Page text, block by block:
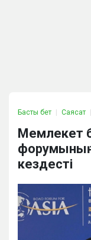
Басты бет Саясат
Мемлекет
форумының
кездесті